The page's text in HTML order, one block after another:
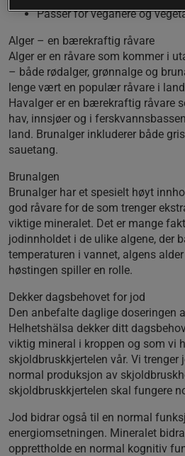
Passer for veganere og
Alger – en bærekraftig råvare
Alger er en råvare som kommer i
– både rødalger, grønnalge og
lenge vært en populær råvare i
Havalger er en bærekraftig råvare
hav, innsjøer og i
land. Brunalger inkluderer både
sauetang.
Brunalgen
Brunalger har et spesielt høyt
god råvare for de som trenger
viktige mineralet. Det er mange
jodinnholdet i de ulike algene, der
temperaturen i vannet, algens
høstingen spiller en rolle.
Dekker dagsbehovet for jod
Den anbefalte daglige doseringen
Helhetshälsa dekker ditt
viktig mineral i kroppen og som vi
skjoldbruskkjertelen vår. Vi trenger
normal produksjon av
skjoldbruskkjertelen skal fungere
Jod bidrar også til en normal
energiomsetningen. Mineralet
opprettholde en normal kognitiv